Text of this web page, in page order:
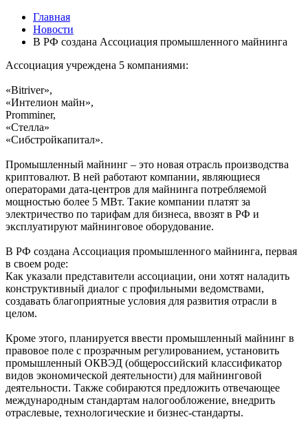
Главная
Новости
В РФ создана Ассоциация промышленного майнинга
Ассоциация учреждена 5 компаниями:
«Bitriver»,
«Интелион майн»,
Promminer,
«Стелла»
«Сибстройкапитал».
Промышленный майнинг – это новая отрасль производства
криптовалют. В ней работают компании, являющиеся
операторами дата-центров для майнинга потребляемой
мощностью более 5 МВт. Такие компании платят за
электричество по тарифам для бизнеса, ввозят в РФ и
эксплуатируют майнинговое оборудование.
В РФ создана Ассоциация промышленного майнинга, первая
в своем роде:
Как указали представители ассоциации, они хотят наладить
конструктивный диалог с профильными ведомствами,
создавать благоприятные условия для развития отрасли в
целом.
Кроме этого, планируется ввести промышленный майнинг в
правовое поле с прозрачным регулированием, установить
промышленный ОКВЭД (общероссийский классификатор
видов экономической деятельности) для майнинговой
деятельности. Также собираются предложить отвечающее
международным стандартам налогообложение, внедрить
отраслевые, технологические и бизнес-стандарты.